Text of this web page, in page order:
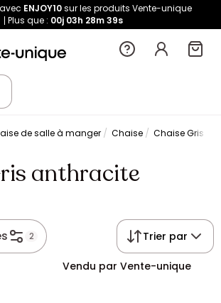
ENJOY10sur les produits Vente-unique
Plus que : 00j 03h 28m 39s
de salle à manger Chaise Chaise Gris
anthracite
2 Trier par
Vendu par Vente-unique